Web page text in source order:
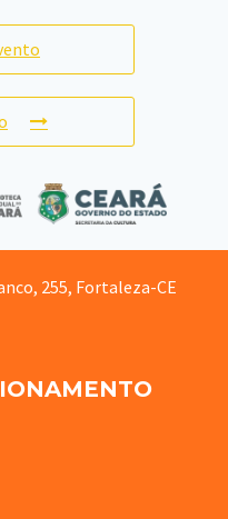
255, Fortaleza-CE